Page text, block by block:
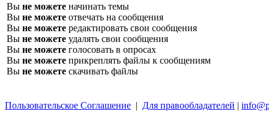
Вы не можете начинать темы
Вы не можете отвечать на сообщения
Вы не можете редактировать свои сообщения
Вы не можете удалять свои сообщения
Вы не можете голосовать в опросах
Вы не можете прикреплять файлы к сообщениям
Вы не можете скачивать файлы
Пользовательское Соглашение | Для правообладателей |